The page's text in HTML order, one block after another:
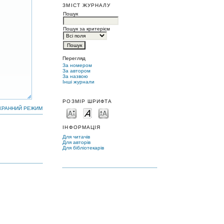
ЗМІСТ ЖУРНАЛУ
Пошук
Пошук за критерієм
Перегляд
За номером
За автором
За назвою
Інші журнали
РОЗМІР ШРИФТА
ІНФОРМАЦІЯ
Для читачів
Для авторів
Для бібліотекарів
РЕЖИМ